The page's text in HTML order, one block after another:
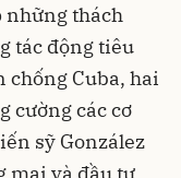
những thách
tác động tiêu
chống Cuba, hai
cường các cơ
sỹ González